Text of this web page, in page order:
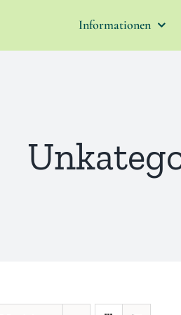
Informationen